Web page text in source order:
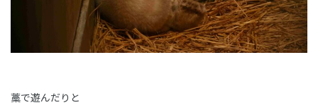
藁で遊んだりと